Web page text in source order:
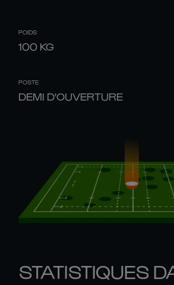
POIDS
100 KG
POSTE
DEMI D'OUVERTURE
STATISTIQUES